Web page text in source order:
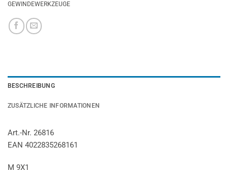
GEWINDEWERKZEUGE
BESCHREIBUNG
ZUSÄTZLICHE INFORMATIONEN
Art.-Nr. 26816
EAN 4022835268161
M 9X1